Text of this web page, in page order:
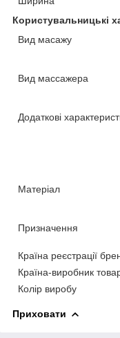
Користувальницькі
Вид масажу
Вид массажера
Додаткові
Матеріал
Призначення
Країна реєстрації
Країна-виробник
Колір виробу
Приховати